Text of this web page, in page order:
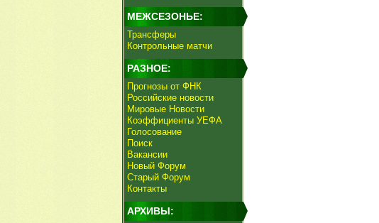
МЕЖСЕЗОНЬЕ:
Трансферы
Контрольные матчи
РАЗНОЕ:
Прогнозы от ФНК
Российские новости
Мировые Новости
Коэффициенты УЕФА
Голосование
Поиск
Вакансии
Новый Форум
Старый Форум
Контакты
АРХИВЫ: